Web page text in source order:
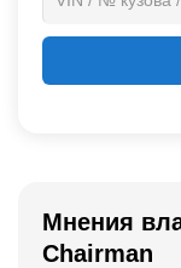
Мнения
Chairman